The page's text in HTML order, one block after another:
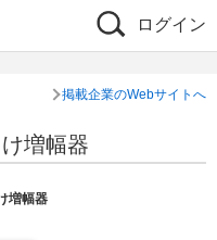
ログイン
掲載企業のWebサイトへ
増幅器
増幅器